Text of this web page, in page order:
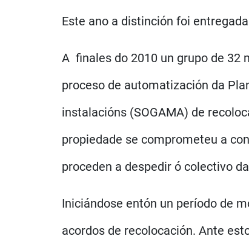
Este ano a distinción foi
A finales do 2010 un grupo de 32
proceso de automatización da
instalacións (SOGAMA) de
propiedade se comprometeu a
proceden a despedir ó colectivo
Iniciándose entón un período de
acordos de recolocación. Ante